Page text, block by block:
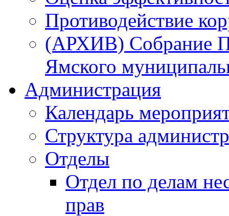
Противодействие
(АРХИВ) Собрание
Ямского
Администрация
Календарь
Структура
Отделы
Отдел по делам
прав